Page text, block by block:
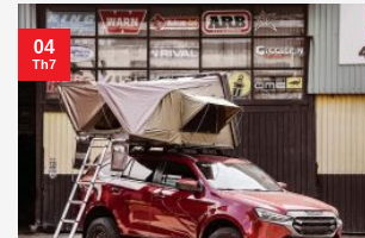
04
Th7